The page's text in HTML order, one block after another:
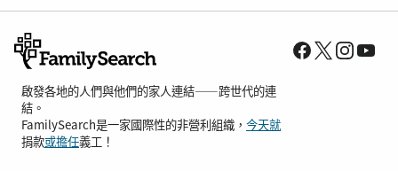
啟發各地的人們與他們的家人連結——跨世代的連
結。
FamilySearch是一家國際性的非營利組織， 今天就
捐款或擔任義工！